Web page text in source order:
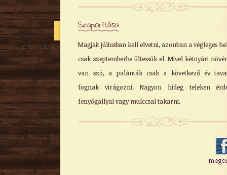
Szaporítása
Magjait júliusban kell elvetni, azonban a végleges
csak szeptemberbe ültessük el. Mivel kétnyári
van szó, a palánták csak a következő év
fognak virágozni. Nagyon hideg teleken
fenyőgallyal vagy mulccsal takarni.